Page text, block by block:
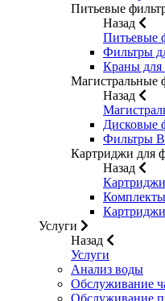
Питьевые
Назад
Питьевые
Фильтры
Краны для
Магистральные
Назад
Дисковые
Фильтры
Картриджи для
Назад
Услуги
Назад
Услуги
Анализ воды
Обслуживание
Обслуживание